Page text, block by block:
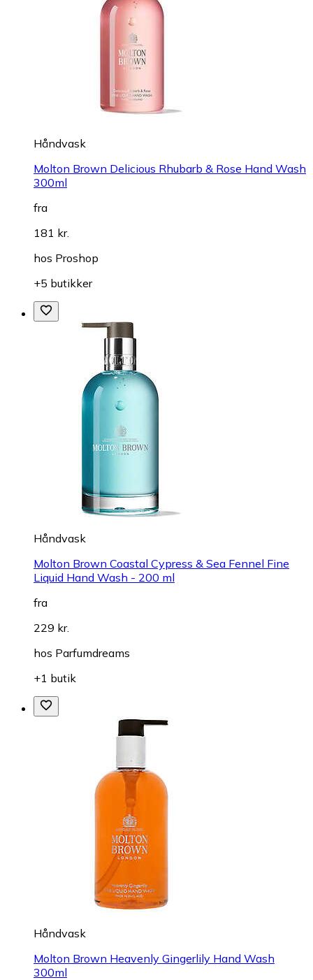
Håndvask
Molton Brown Delicious Rhubarb & Rose Hand Wash
300ml
fra
181 kr.
hos Proshop
+5 butikker
Håndvask
Molton Brown Coastal Cypress & Sea Fennel Fine
Liquid Hand Wash - 200 ml
fra
229 kr.
hos Parfumdreams
+1 butik
Håndvask
Molton Brown Heavenly Gingerlily Hand Wash
300ml